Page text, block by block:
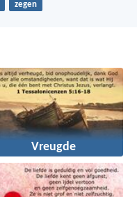
zegen
Vreugde